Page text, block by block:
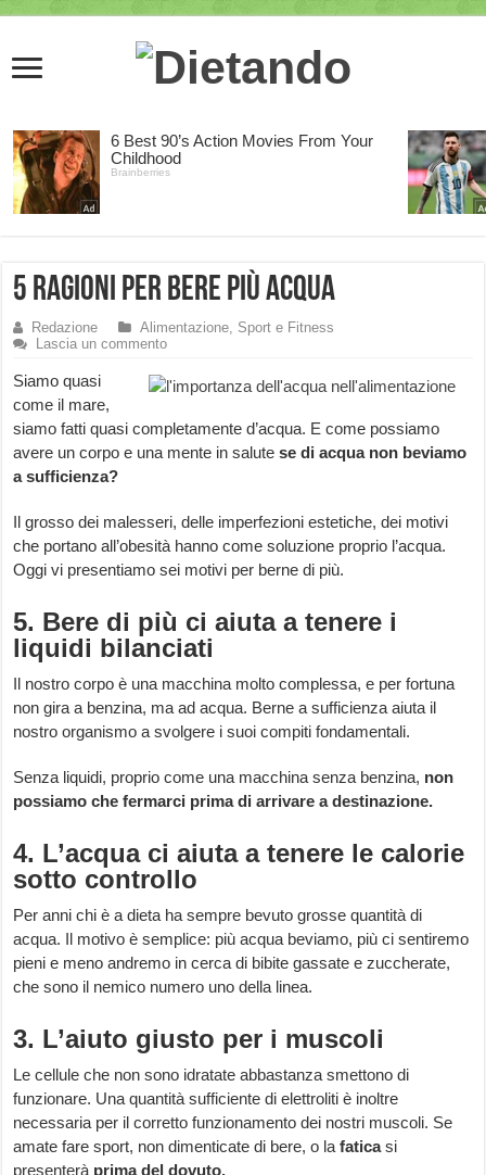
5 ragioni per bere più acqua
Redazione
Alimentazione, Sport e Fitness
Lascia un commento
Siamo quasi
come il mare,
siamo fatti quasi completamente d’acqua. E come possiamo
avere un corpo e una mente in salutese di acqua non beviamo
a sufficienza?
Il grosso dei malesseri, delle imperfezioni estetiche, dei motivi
che portano all’obesità hanno come soluzione proprio l’acqua.
Oggi vi presentiamo sei motivi per berne di più.
5. Bere di più ci aiuta a tenere i
liquidi bilanciati
Il nostro corpo è una macchina molto complessa, e per fortuna
non gira a benzina, ma ad acqua. Berne a sufficienza aiuta il
nostro organismo a svolgere i suoi compiti fondamentali.
Senza liquidi, proprio come una macchina senza benzina, non
possiamo che fermarci prima di arrivare a destinazione.
4. L’acqua ci aiuta a tenere le calorie
sotto controllo
Per anni chi è a dieta ha sempre bevuto grosse quantità di
acqua. Il motivo è semplice: più acqua beviamo, più ci sentiremo
pieni e meno andremo in cerca di bibite gassate e zuccherate,
che sono il nemico numero uno della linea.
3. L’aiuto giusto per i muscoli
Le cellule che non sono idratate abbastanza smettono di
funzionare. Una quantità sufficiente di elettroliti è inoltre
necessaria per il corretto funzionamento dei nostri muscoli. Se
amate fare sport, non dimenticate di bere, o lafaticasi
presenterà prima del dovuto.